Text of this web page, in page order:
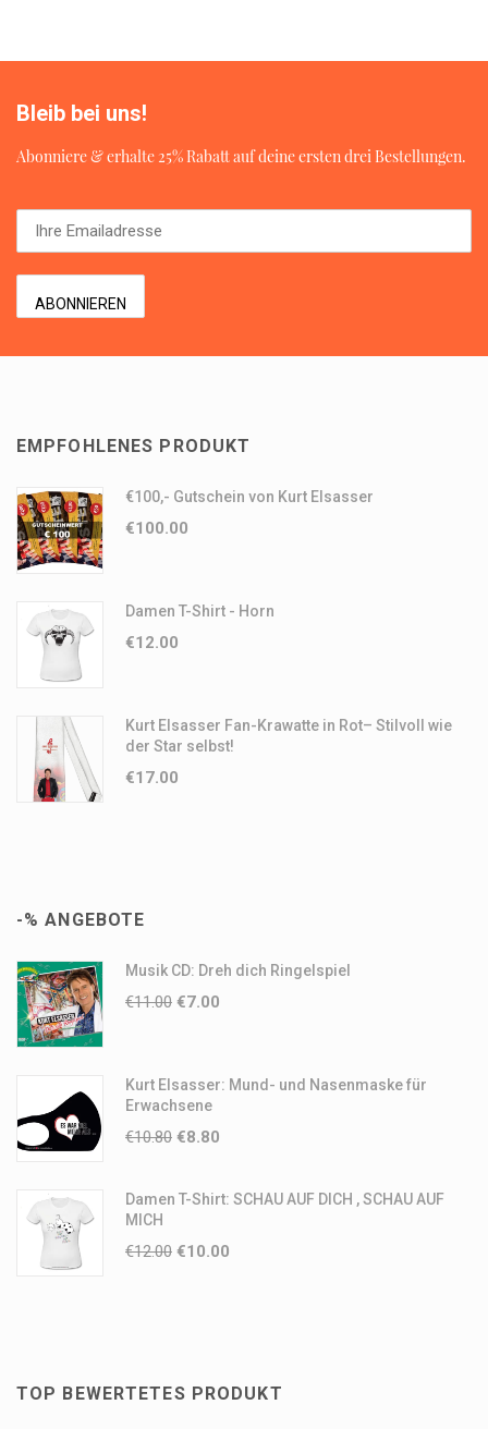
Bleib bei uns!
Abonniere & erhalte 25% Rabatt auf deine ersten drei Bestellungen.
EMPFOHLENES PRODUKT
€100,- Gutschein von Kurt Elsasser
€100.00
Damen T-Shirt - Horn
€12.00
Kurt Elsasser Fan-Krawatte in Rot– Stilvoll wie
der Star selbst!
€17.00
-% ANGEBOTE
Musik CD: Dreh dich Ringelspiel
€11.00 €7.00
Kurt Elsasser: Mund- und Nasenmaske für
Erwachsene
€10.80 €8.80
Damen T-Shirt: SCHAU AUF DICH , SCHAU AUF
MICH
€12.00 €10.00
TOP BEWERTETES PRODUKT